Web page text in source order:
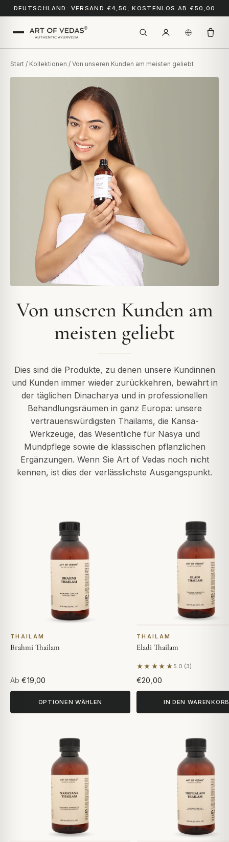
DEUTSCHLAND: VERSAND €4,50, KOSTENLOS AB €50,00
Start / Kollektionen / Von unseren Kunden am meisten geliebt
Von unseren Kunden am
meisten geliebt
Dies sind die Produkte, zu denen unsere Kundinnen
und Kunden immer wieder zurückkehren, bewährt in
der täglichen Dinacharya und in professionellen
Behandlungsräumen in ganz Europa: unsere
vertrauenswürdigsten Thailams, die Kansa-
Werkzeuge, das Wesentliche für Nasya und
Mundpflege sowie die klassischen pflanzlichen
Ergänzungen. Wenn Sie Art of Vedas noch nicht
kennen, ist dies der verlässlichste Ausgangspunkt.
THAILAM
Brahmi Thailam
Ab €19,00
OPTIONEN WÄHLEN
THAILAM
Eladi Thailam
★★★★★ 5.0 (3)
Basierend auf 3
€20,00
IN DEN WARENKORB